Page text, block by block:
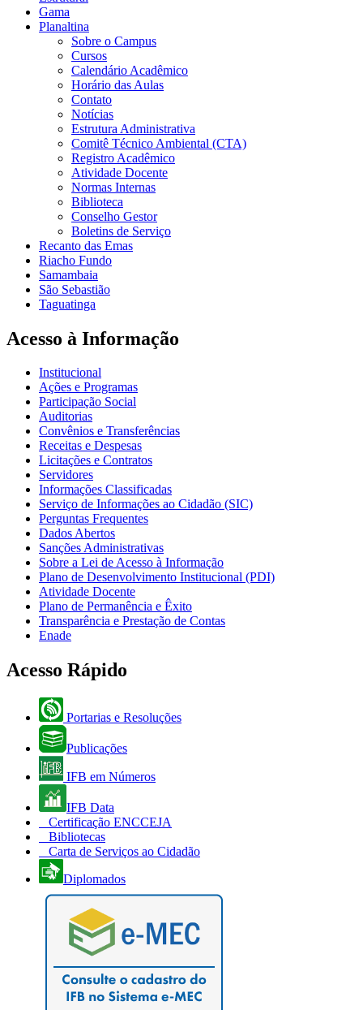
Gama
Planaltina
Sobre o Campus
Cursos
Calendário Acadêmico
Horário das Aulas
Contato
Notícias
Estrutura Administrativa
Comitê Técnico Ambiental (CTA)
Registro Acadêmico
Atividade Docente
Normas Internas
Biblioteca
Conselho Gestor
Boletins de Serviço
Recanto das Emas
Riacho Fundo
Samambaia
São Sebastião
Taguatinga
Acesso à Informação
Institucional
Ações e Programas
Participação Social
Auditorias
Convênios e Transferências
Receitas e Despesas
Licitações e Contratos
Servidores
Informações Classificadas
Serviço de Informações ao Cidadão (SIC)
Perguntas Frequentes
Dados Abertos
Sanções Administrativas
Sobre a Lei de Acesso à Informação
Plano de Desenvolvimento Institucional (PDI)
Atividade Docente
Plano de Permanência e Êxito
Transparência e Prestação de Contas
Enade
Acesso Rápido
Portarias e Resoluções
Publicações
IFB em Números
IFB Data
Certificação ENCCEJA
Bibliotecas
Carta de Serviços ao Cidadão
Diplomados